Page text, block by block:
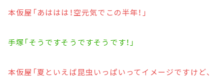
本仮屋「あははは！空元気でこの半年！」
手塚「そうですそうですそうです！」
本仮屋「夏といえば昆虫いっぱいってイメージですけど、